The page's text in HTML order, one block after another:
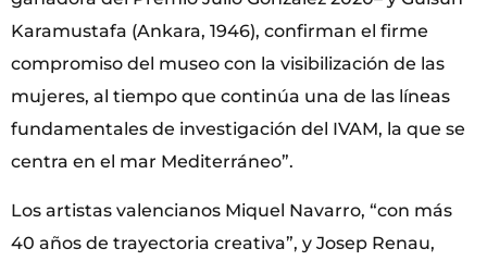
Karamustafa (Ankara, 1946), confirman el firme
compromiso del museo con la visibilización de las
mujeres, al tiempo que continúa una de las líneas
fundamentales de investigación del IVAM, la que se
centra en el mar Mediterráneo”.
Los artistas valencianos Miquel Navarro, “con más
40 años de trayectoria creativa”, y Josep Renau,